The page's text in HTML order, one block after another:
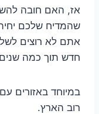
אז, האם חובה
שהמדיח שלכם יחיה
אתם לא רוצים
חדש תוך כמה
במיוחד באזורים
רוב הארץ.